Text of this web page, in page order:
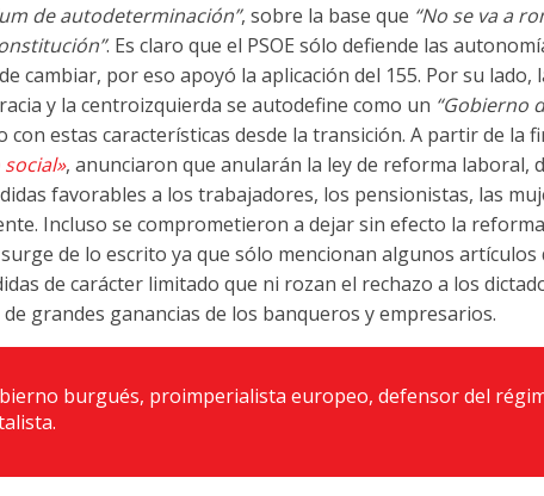
de autodeterminación”, sobre la base que “No se va a
. Es claro que el PSOE sólo defiende las
cambiar, por eso apoyó la aplicación del 155. Por su lado,
y la centroizquierda se autodefine como un “Gobierno
con estas características desde la transición. A partir de la
, anunciaron que anularán la ley de reforma laboral,
favorables a los trabajadores, los pensionistas, las
Incluso se comprometieron a dejar sin efecto la
de lo escrito ya que sólo mencionan algunos artículos
de carácter limitado que ni rozan el rechazo a los
grandes ganancias de los banqueros y empresarios.
burgués, proimperialista europeo, defensor del